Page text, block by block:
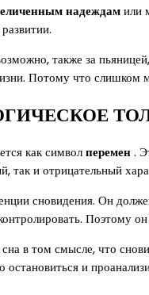
надеждамили
также за
Потому что слишком
как символперемен.
так и отрицательный
сновидения. Он
Поэтому
в том смысле, что
и